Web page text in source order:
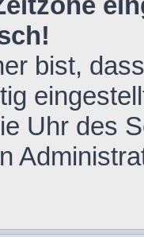
bist,
Uhr des